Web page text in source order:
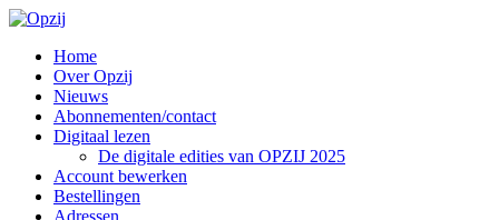
Home
Over Opzij
Nieuws
Abonnementen/contact
Digitaal lezen
De digitale edities van OPZIJ 2025
Account bewerken
Bestellingen
Adressen